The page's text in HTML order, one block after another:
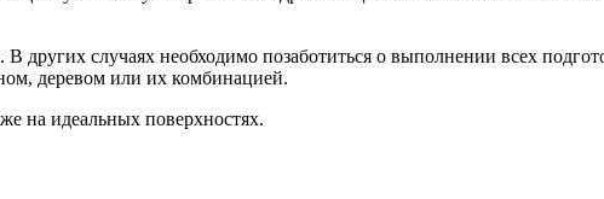
случаях необходимо позаботиться о выполнении всех
деревом или их комбинацией.
на идеальных поверхностях.